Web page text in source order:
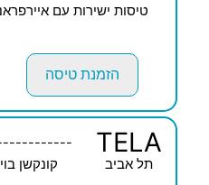
טיסות ישירות עם איירפראנס
הזמנת טיסה
TELA
תל אביב
קונקשן